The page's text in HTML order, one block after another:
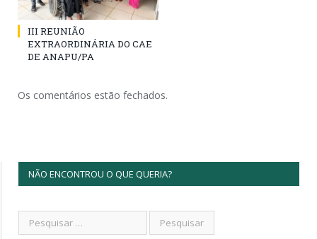
III REUNIÃO
EXTRAORDINÁRIA DO CAE
DE ANAPU/PA
Os comentários estão fechados.
NÃO ENCONTROU O QUE QUERIA?